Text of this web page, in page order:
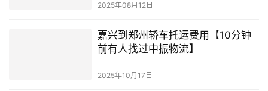
2025年08月12日
嘉兴到郑州轿车托运费用【10分钟
前有人找过中振物流】
2025年10月17日